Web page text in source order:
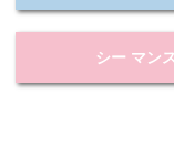
シー マン